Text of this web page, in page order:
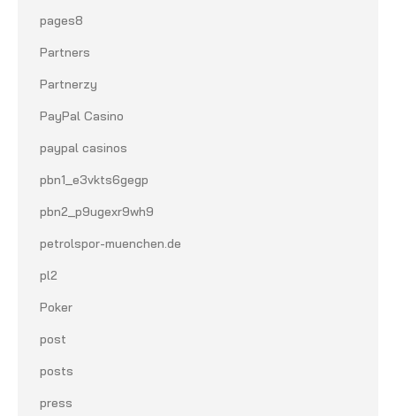
pages8
Partners
Partnerzy
PayPal Casino
paypal casinos
pbn1_e3vkts6gegp
pbn2_p9ugexr9wh9
petrolspor-muenchen.de
pl2
Poker
post
posts
press